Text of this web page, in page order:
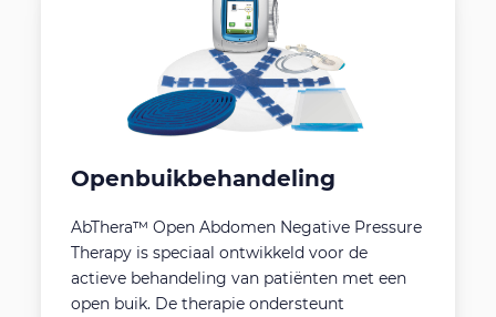
Openbuikbehandeling
AbThera™ Open Abdomen Negative Pressure
Therapy is speciaal ontwikkeld voor de
actieve behandeling van patiënten met een
open buik. De therapie ondersteunt